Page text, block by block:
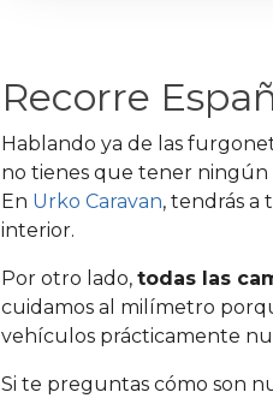
Recorre
Hablando ya de las
no tienes que tener ningún
En Urko Caravan, tendrás a
interior.
Por otro lado, todas las
cuidamos al milímetro
vehículos prácticamente
Si te preguntas cómo son